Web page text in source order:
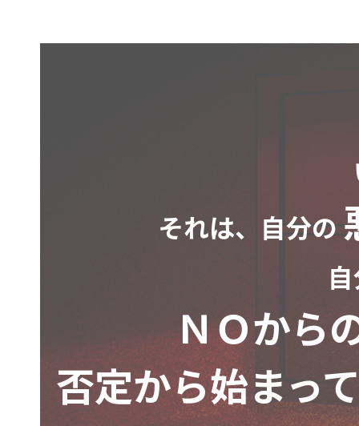
それは、自分の
ＮＯから
否定から始まっ